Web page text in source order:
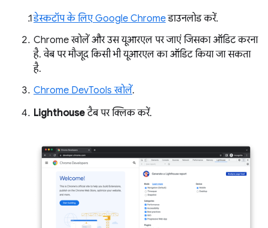
डेस्कटॉप के लिए Google Chromeडाउनलोड करें.
Chrome खोलें और उस यूआरएल पर जाएं जिसका ऑडिट करना
है. वेब पर मौजूद किसी भी यूआरएल का ऑडिट किया जा सकता
है.
Chrome DevTools खोलें.
Lighthouseटैब पर क्लिक करें.